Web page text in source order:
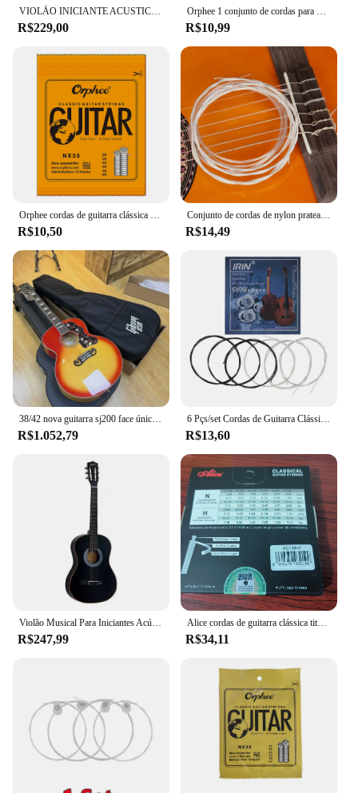
VIOLÃO INICIANTE ACUSTICO NYLON NATURAL LN-39 NA
R$229,00
Orphee 1 conjunto de cordas para violão clássico, nylon transparente, banhado a prata, cobre, tensão normal/dura 028-043/028-045
R$10,99
Orphee cordas de guitarra clássica banhado a prata fio cordas de náilon série nx 6 pçs/set para acessórios de guitarra clássica uso prático
R$10,50
Conjunto de cordas de nylon prateado para violão, acessórios clássicos e clássicos, conjunto de 6 peças, e, a, d, g, b e e
R$14,49
R$1.052,79
6 Pçs/set Cordas de Guitarra Clássica Núcleo de Nylon Banhado a Prata Liga de Cobre Ferida Peças e Acessórios de Instrumento de Guitarra Clássica
R$13,60
R$247,99
Alice cordas de guitarra clássica titânio náilon banhado a prata 85/15 bronze ferida 028 0285 polegadas tensão normal e dura AC139N-H
R$34,11